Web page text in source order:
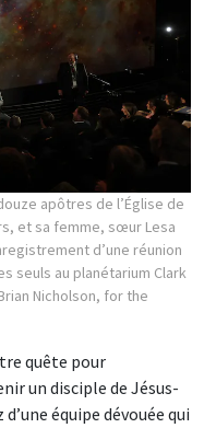
apôtres de l’Église de
et sa femme, sœur Lesa
d’une réunion
seuls au planétarium Clark
Nicholson, for the
quête pour
un disciple de Jésus-
équipe dévouée qui